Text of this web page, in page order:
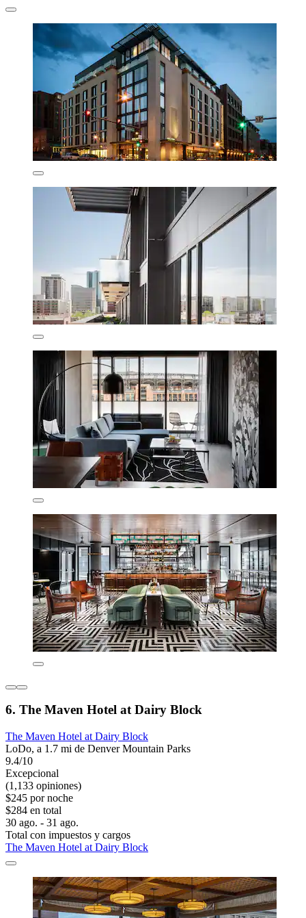
6. The Maven Hotel at Dairy Block
The Maven Hotel at Dairy Block
LoDo, a 1.7 mi de Denver Mountain Parks
9.4/10
Excepcional
(1,133 opiniones)
$245 por noche
$284 en total
30 ago. - 31 ago.
Total con impuestos y cargos
The Maven Hotel at Dairy Block